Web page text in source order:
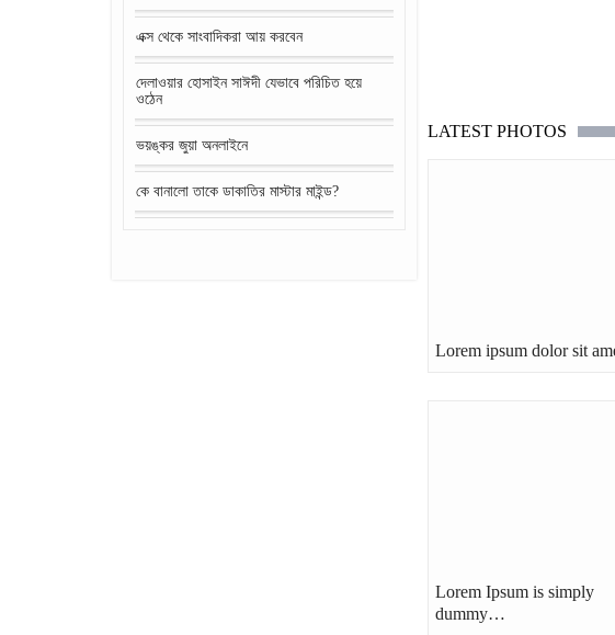
এক্স থেকে সাংবাদিকরা আয় করবেন
দেলাওয়ার হোসাইন সাঈদী যেভাবে পরিচিত হয়ে
ওঠেন
ভয়ঙ্কর জুয়া অনলাইনে
কে বানালো তাকে ডাকাতির মাস্টার মাইন্ড?
LATEST PHOTOS
Lorem ipsum dolor sit
Lorem Ipsum is simply
dummy…